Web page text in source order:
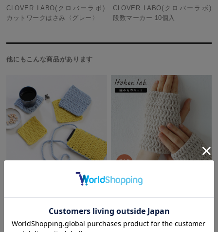
CLOVER LABO(クロバーラボ)
カットワークはさみ〈グレー〉
CLOVER LABO(クロバーラボ)
段数マーカー 10個入
他にもこんな商品があります
編み物キット 初心者さん向けキ
わし/スマホショルダー【動画で
編み物キット 初心者さん向けキ
マー【動画で解説】